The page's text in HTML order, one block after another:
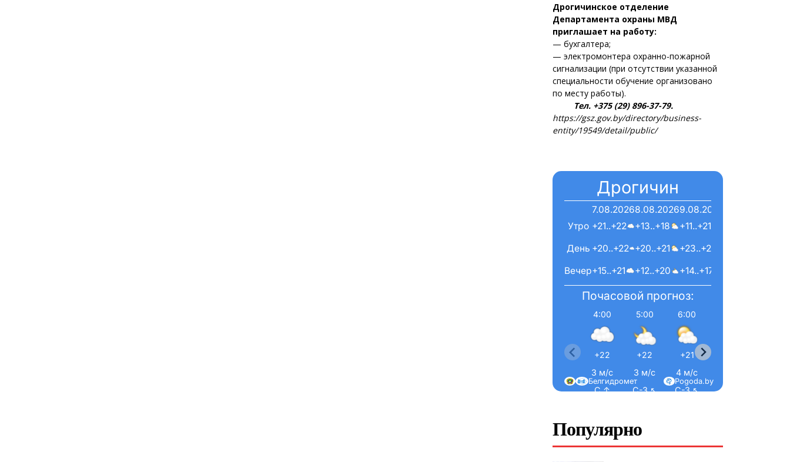
Дрогичинское отделение
Департамента охраны МВД
приглашает на работу:
— бухгалтера;
— электромонтера охранно-пожарной
сигнализации (при отсутствии указанной
специальности обучение организовано
по месту работы).
Тел. +375 (29) 896-37-79.
https://gsz.gov.by/directory/business-
entity/19549/detail/public/
Дрогичин
7.08.2026
+21..+22
+20..+22
+15..+21
8.08.2026
+13..+18
+20..+21
+12..+20
9.08.2026
+11..+21
+23..+23
+14..+17
Вечер
День
Утро
Почасовой прогноз:
4:00
+22
3 м/с
С ↑
5:00
+22
3 м/с
С-З ↖
6:00
+21
4 м/с
С-З ↖
С-З ↖
Pogoda.by
Белгидромет
Популярно